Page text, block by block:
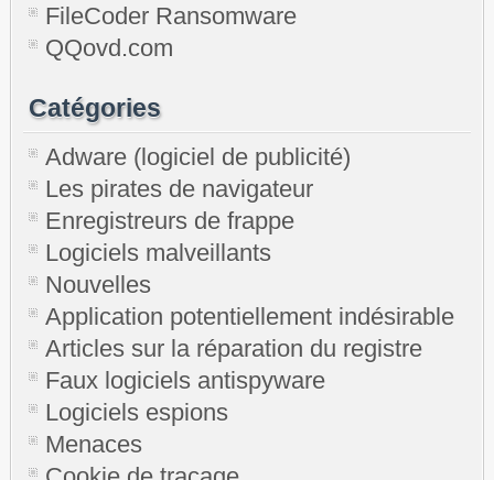
FileCoder Ransomware
QQovd.com
Catégories
Adware (logiciel de publicité)
Les pirates de navigateur
Enregistreurs de frappe
Logiciels malveillants
Nouvelles
Application potentiellement indésirable
Articles sur la réparation du registre
Faux logiciels antispyware
Logiciels espions
Menaces